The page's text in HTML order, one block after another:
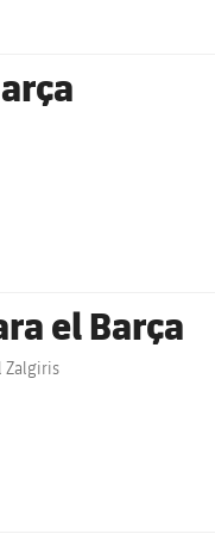
el Barça
Zalgiris